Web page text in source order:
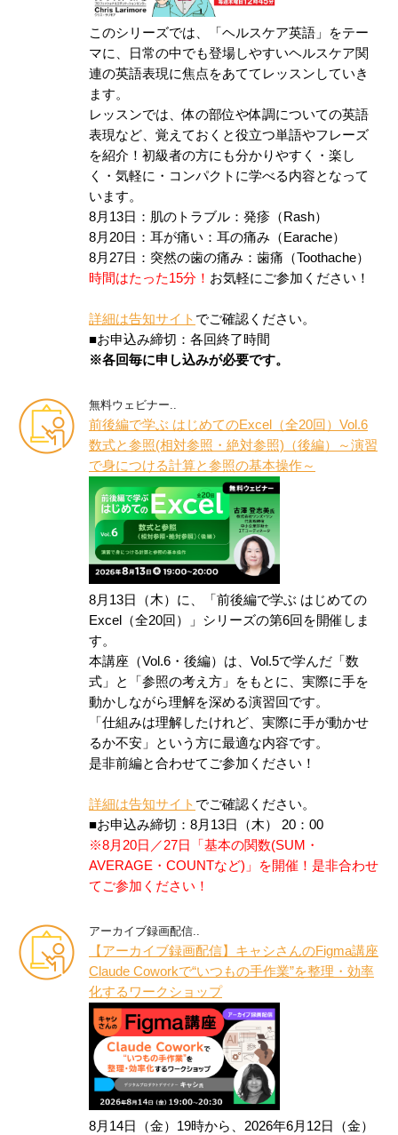
このシリーズでは、「ヘルスケア英語」をテー
マに、日常の中でも登場しやすいヘルスケア関
連の英語表現に焦点をあててレッスンしていき
ます。
レッスンでは、体の部位や体調についての英語
表現など、覚えておくと役立つ単語やフレーズ
を紹介！初級者の方にも分かりやすく・楽し
く・気軽に・コンパクトに学べる内容となって
います。
8月13日：肌のトラブル：発疹（Rash）
8月20日：耳が痛い：耳の痛み（Earache）
8月27日：突然の歯の痛み：歯痛（Toothache）
時間はたった15分！ お気軽にご参加ください！
詳細は告知サイト でご確認ください。
■お申込み締切：各回終了時間
※各回毎に申し込みが必要です。
無料ウェビナー..
前後編で学ぶ はじめてのExcel（全20回）Vol.6
数式と参照(相対参照・絶対参照)（後編）～演習
で身につける計算と参照の基本操作～
8月13日（木）に、「前後編で学ぶ はじめての
Excel（全20回）」シリーズの第6回を開催しま
す。
本講座（Vol.6・後編）は、Vol.5で学んだ「数
式」と「参照の考え方」をもとに、実際に手を
動かしながら理解を深める演習回です。
「仕組みは理解したけれど、実際に手が動かせ
るか不安」という方に最適な内容です。
是非前編と合わせてご参加ください！
詳細は告知サイト でご確認ください。
■お申込み締切：8月13日（木） 20：00
※8月20日／27日「基本の関数(SUM・
AVERAGE・COUNTなど)」を開催！是非合わせ
てご参加ください！
アーカイブ録画配信..
【アーカイブ録画配信】キャシさんのFigma講座
Claude Coworkで“いつもの手作業”を整理・効率
化するワークショップ
8月14日（金）19時から、2026年6月12日（金）